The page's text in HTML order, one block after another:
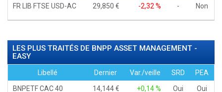
FR LIB FTSE USD-AC
29,850 -2,32 % - Non
LES PLUS TRAITÉS DE BNPP ASSET MANAGEMENT -
EASY
Libellé Dernier Var./veille SRD
PEA
BNPETF CAC 40
14,144 +0,14 % Oui
Oui